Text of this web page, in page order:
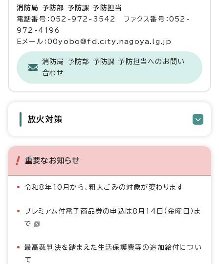
消防局 予防部 予防課 予防担当
電話番号：052-972-3542 ファクス番号：052-
972-4196
Eメール：00yobo@fd.city.nagoya.lg.jp
消防局 予防部 予防課 予防担当へのお問い
合わせ
放火対策
重要なお知らせ
令和8年10月から、粗大ごみの対象が変わります
プレミアム付電子商品券の申込は8月14日（金曜日）ま
で
最高裁判決を踏まえた生活保護費等の追加給付につい
て